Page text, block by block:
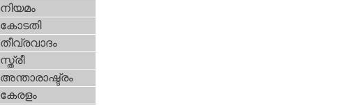
നിയമം
കോടതി
തീവ്രവാദം
സ്ത്രീ
അന്താരാഷ്ട്രം
കേരളം